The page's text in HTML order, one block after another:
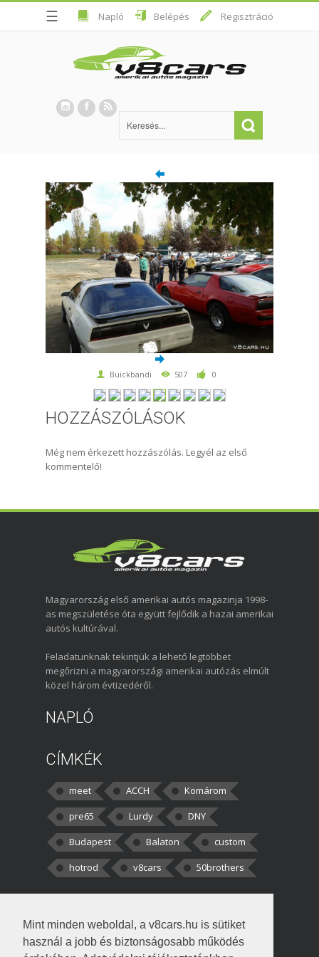
Mint minden weboldal, a v8cars.hu is sütiket
használ a jobb és biztonságosabb működés
☰ Napló Belépés Regisztráció
Buickbandi 507 0
HOZZÁSZÓLÁSOK
Még nem érkezett hozzászólás. Legyél az első
kommentelő!
Magyarország első amerikai autós magazinja 1998-
as megszületése óta együtt fejlődik a hazai amerikai
autós kultúrával.
Feladatunknak tekintjük a lehető legtöbbet
megőrizni a magyarországi amerikai autózás elmúlt
közel három évtizedéről.
NAPLÓ
CÍMKÉK
meet ACCH
Komárom
pre65
Lurdy
DNY
Budapest
Balaton
custom
hotrod
v8cars 50brothers
kortisz:Elszúrtam! Én csak két
darabbaal számoltam. Nem tudtam, hogy fél autót,